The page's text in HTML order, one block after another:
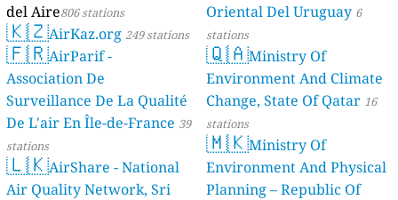
del Aire806 stations
🇰🇿AirKaz.org 249 stations
🇫🇷AirParif -
Association De
Surveillance De La Qualité
De L'air En Île-de-France 39
stations
🇱🇰AirShare - National
Air Quality Network, Sri
Oriental Del Uruguay 6
stations
🇶🇦Ministry Of
Environment And Climate
Change, State Of Qatar 16
stations
🇲🇰Ministry Of
Environment And Physical
Planning – Republic Of